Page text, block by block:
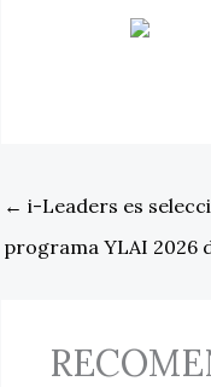
← i-Leaders es
programa YLAI 2026